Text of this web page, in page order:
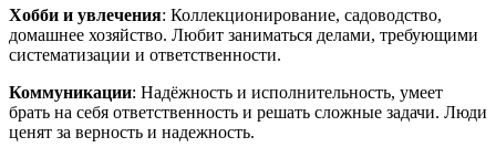
Хобби и увлечения: Коллекционирование, садоводство,
домашнее хозяйство. Любит заниматься делами, требующими
систематизации и ответственности.
Коммуникации: Надёжность и исполнительность, умеет
брать на себя ответственность и решать сложные задачи. Люди
ценят за верность и надежность.